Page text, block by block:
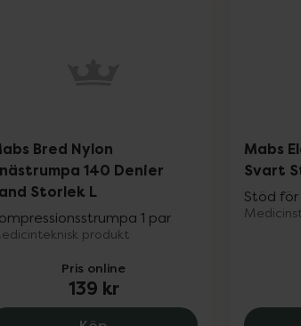
Bred Nylon
140 Denier
Storlek L
1 par
produkt
Pris online
139 kr
Mabs
Svart
Stöd för